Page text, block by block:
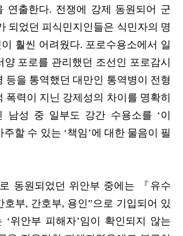
연출한다. 전쟁에 강제 동원되어 군
되었던 피식민지인들은 식민자의 명
훨씬 어려웠다. 포로수용소에서 일
양 포로를 관리했던 조선인 포로감시
등을 통역했던 대만인 통역병이 전형
폭력이 지닌 강제성의 차이를 명확히
남성 중 일부도 강간 수용소를 ‘이
주할 수 있는 ‘책임’에 대한 물음이 필
동원되었던 위안부 중에는 『유수
호부, 간호부, 용인”으로 기입되어 있
‘위안부 피해자’임이 확인되지 않는